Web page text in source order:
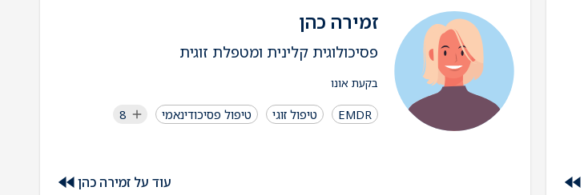
זמירה כהן
פסיכולוגית קלינית ומטפלת זוגית
בקעת אונו
EMDR טיפול זוגי טיפול פסיכודינאמי 8
עוד על זמירה כהן